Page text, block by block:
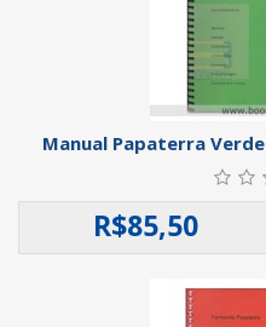
Manual Papaterra Verde
R$85,50